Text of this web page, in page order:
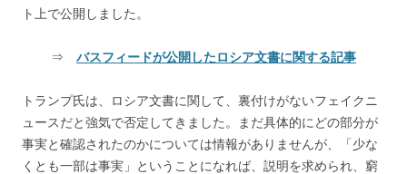
ト上で公開しました。
⇒ バスフィードが公開したロシア文書に関する記事
トランプ氏は、ロシア文書に関して、裏付けがないフェイクニ
ュースだと強気で否定してきました。まだ具体的にどの部分が
事実と確認されたのかについては情報がありませんが、「少な
くとも一部は事実」ということになれば、説明を求められ、窮